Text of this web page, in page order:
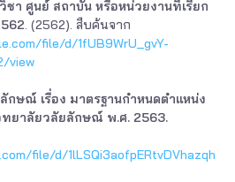
ชา ศูนย์ สถาบัน หรือหน่วยงานที่เรียก
. (2562). สืบค้นจาก
file/d/1fUB9WrU_gvY-
view
ษณ์ เรื่อง มาตรฐานกำหนดตำแหน่ง
ยาลัยวลัยลักษณ์ พ.ศ. 2563.
file/d/1lLSQi3aofpERtvDVhazqh